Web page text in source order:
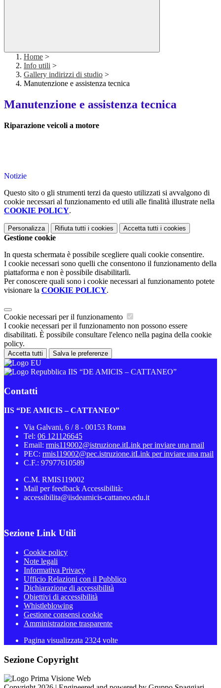
Home >
Info utili >
Gallery indirizzi di studio >
Manutenzione e assistenza tecnica
Manutenzione e assistenza tecnica
Riparazione veicoli a motore
Notizie
Questo sito o gli strumenti terzi da questo utilizzati si avvalgono di
cookie necessari al funzionamento ed utili alle finalità illustrate nella
COOKIE POLICY.
Personalizza Rifiuta tutti i cookies Accetta tutti i cookies
Gestione cookie
In questa schermata è possibile scegliere quali cookie consentire.
I cookie necessari sono quelli che consentono il funzionamento della
piattaforma e non è possibile disabilitarli.
Per conoscere quali sono i cookie necessari al funzionamento potete
visionare la COOKIE POLICY.
Cookie necessari per il funzionamento
I cookie necessari per il funzionamento non possono essere
disabilitati. È possibile consultare l'elenco nella pagina della cookie
policy.
Accetta tutti Salva le preferenze
IIS “DE AMICIS – CATTANEO”
Contatti
IIS “DE AMICIS – CATTANEO”
Via Galvani, 6 / 8 - 00153 Roma
Tel: 06 121126645
Email: rmis119002@istruzione.itLink per inviare una mail
PEC: rmis119002@pec.istruzione.itLink per inviare una mail
C.F.: 97977610589
C.M. RMIS119002
Mail per feedback Accessibilità:
accessibilita@iisdeamicis-cattaneo.edu.it
Sezione Link Utili
Cookie policy
Note legali
Informativa Privacy
Ufficio Relazioni con il Pubblico
Dichiarazione di accessibilità
Obiettivi di accessibilità
Whistleblowing
Gestione consensi cookie
Amministrazione trasparente
Pagina visualizzata 2324 volte
Sezione Copyright